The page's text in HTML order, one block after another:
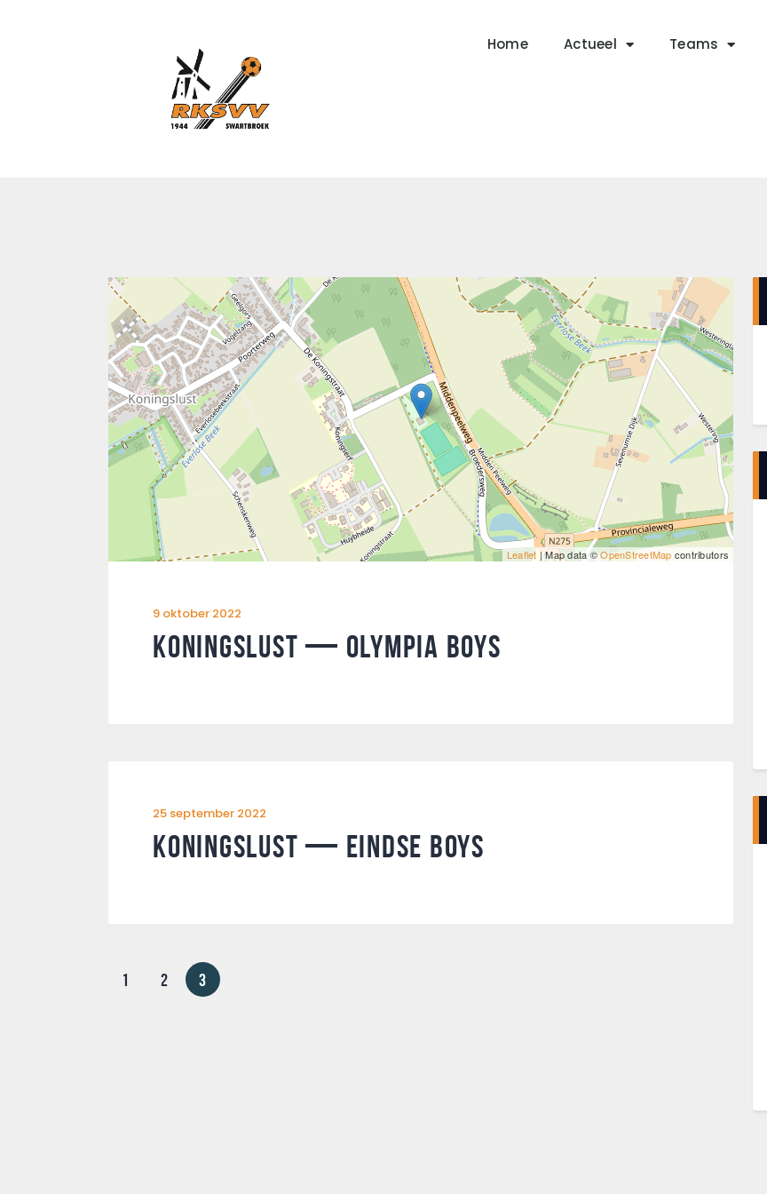
Home Actueel Teams
Actueel
Leaflet | Map data ©OpenStreetMap contributors
9 oktober 2022
Koningslust — Olympia Boys
25 september 2022
Koningslust — Eindse Boys
1 2 3